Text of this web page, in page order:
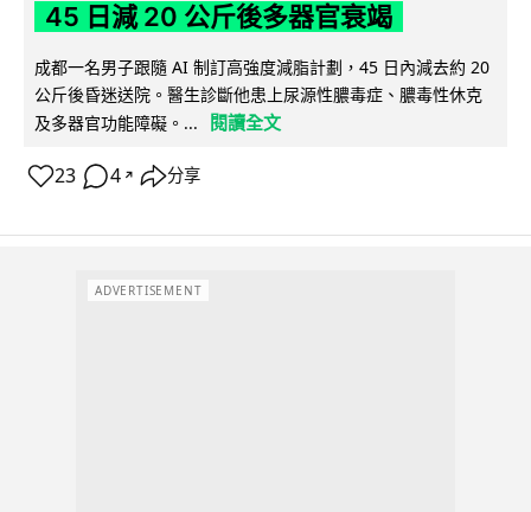
45 日減 20 公斤後多器官衰竭
成都一名男子跟隨 AI 制訂高強度減脂計劃，45 日內減去約 20
公斤後昏迷送院。醫生診斷他患上尿源性膿毒症、膿毒性休克
及多器官功能障礙。...
閱讀全文
23 4 ↗ 分享
ADVERTISEMENT